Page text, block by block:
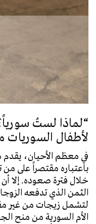
“لماذا لستُ
لأطفال السوريات
في معظم الأحيان،
باعتباره مقتصراً على
خلال فترة صعوده. إلا أن
الثمن الذي تدفعه
لتشمل زيجات من غير
الأم السورية من منح